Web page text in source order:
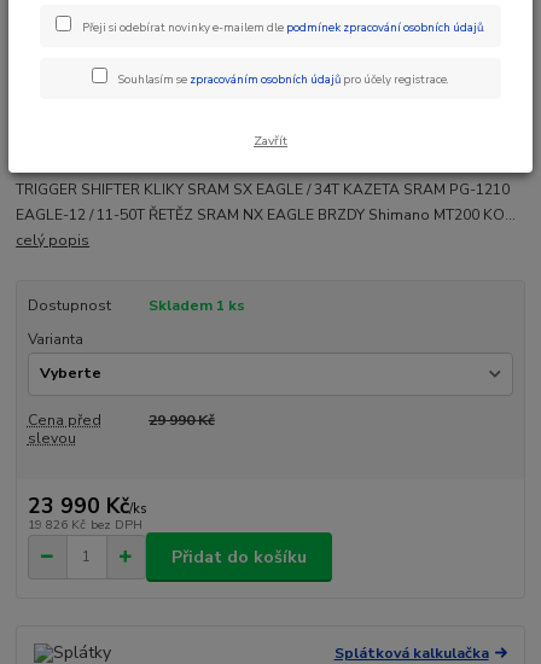
PŘEVODY 1x12 SRAM SX RÁM M1110 VIDLICE Suntour SF14 XCR-AIR RL
TRIGGER SHIFTER KLIKY SRAM SX EAGLE / 34T KAZETA SRAM PG-1210
EAGLE-12 / 11-50T ŘETĚZ SRAM NX EAGLE BRZDY Shimano MT200 KO...
celý popis
Dostupnost
Skladem 1 ks
Varianta
Cena před
slevou
29 990 Kč
23 990 Kč/ks
19 826 Kč bez DPH
Přidat do košíku
Splátková kalkulačka
Přeji si odebírat novinky e-mailem dle podmínek zpracování osobních údajů.
Souhlasím se zpracováním osobních údajů pro účely registrace.
Zavřít